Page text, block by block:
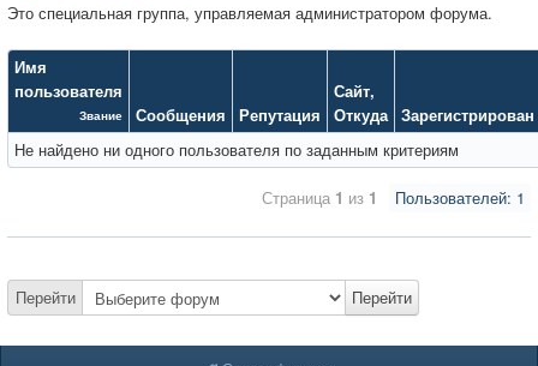
Это специальная группа, управляемая администратором форума.
Имя
пользователя
Звание Сообщения Репутация
Сайт,
Откуда Зарегистрирован
Не найдено ни одного пользователя по заданным критериям
Пользователей: 1
Страница 1 из 1
Перейти Перейти